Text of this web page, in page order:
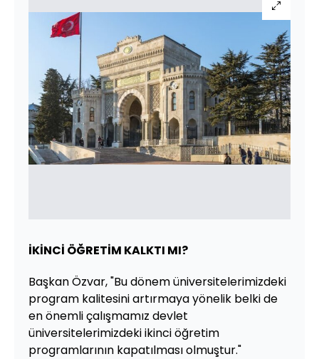
İKİNCİ ÖĞRETİM KALKTI MI?
Başkan Özvar, "Bu dönem üniversitelerimizdeki
program kalitesini artırmaya yönelik belki de
en önemli çalışmamız devlet
üniversitelerimizdeki ikinci öğretim
programlarının kapatılması olmuştur."